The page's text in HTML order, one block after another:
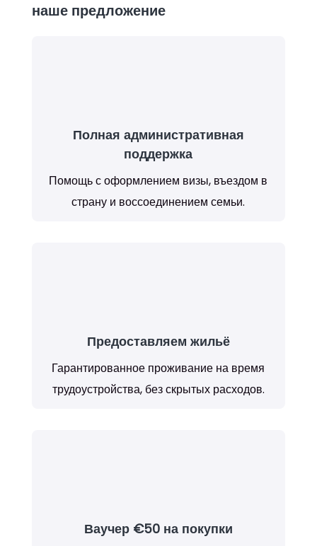
наше предложение
Полная административная
поддержка
Помощь с оформлением визы, въездом в
страну и воссоединением семьи.
Предоставляем жильё
Гарантированное проживание на время
трудоустройства, без скрытых расходов.
Ваучер €50 на покупки